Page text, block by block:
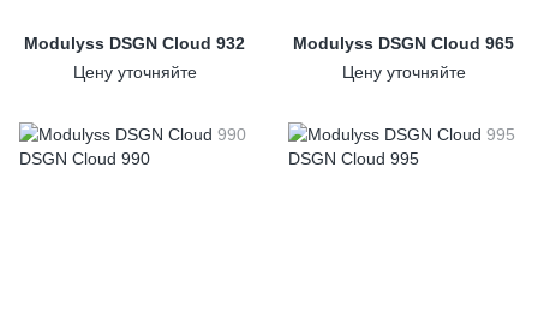
Modulyss DSGN Cloud 932
Цену уточняйте
Modulyss DSGN Cloud 965
Цену уточняйте